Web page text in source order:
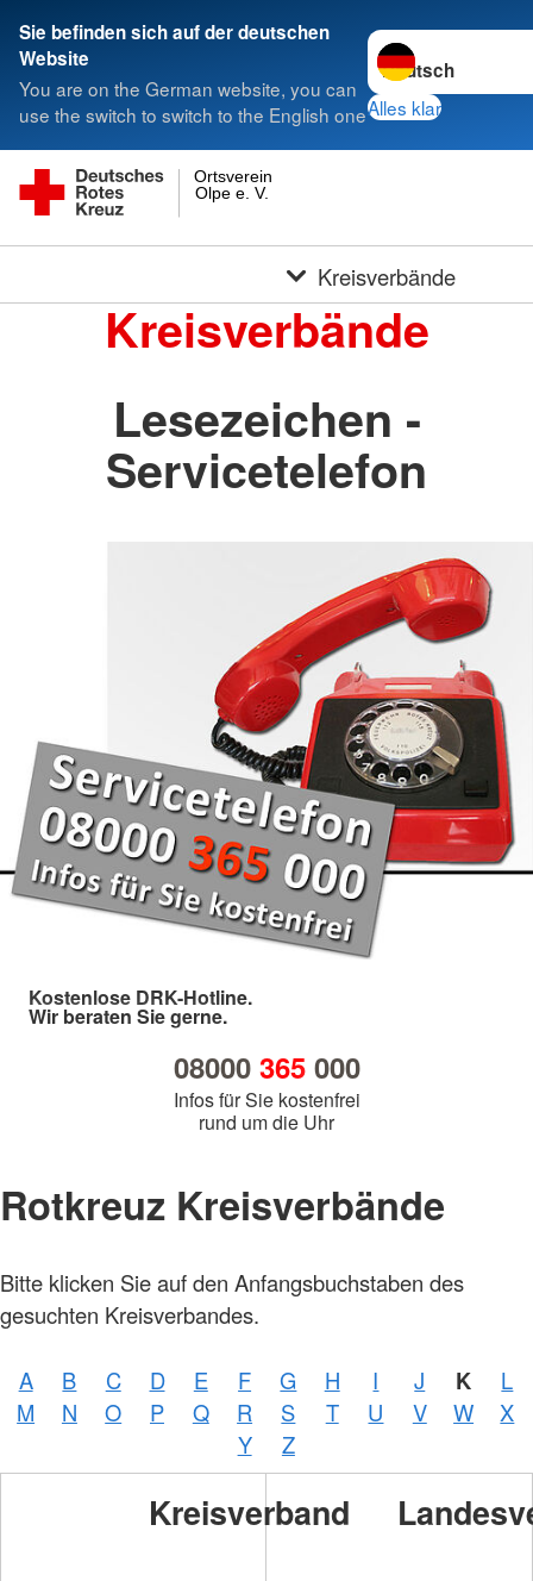
Sie befinden sich auf der deutschen
Website
You are on the German website, you can
use the switch to switch to the English one
Sprache wechseln
Alles klar
Olpe e. V.
Ortsverein
Kreisverbände
Kreisverbände
Lesezeichen -
Servicetelefon
Kostenlose DRK-Hotline.
Wir beraten Sie gerne.
08000 365000
Infos für Sie kostenfrei
rund um die Uhr
Rotkreuz Kreisverbände
Bitte klicken Sie auf den Anfangsbuchstaben des
gesuchten Kreisverbandes.
A B C D E F G H I J K
L
M
N O P Q R S T U V W
X
Y
Z
Kreisverband